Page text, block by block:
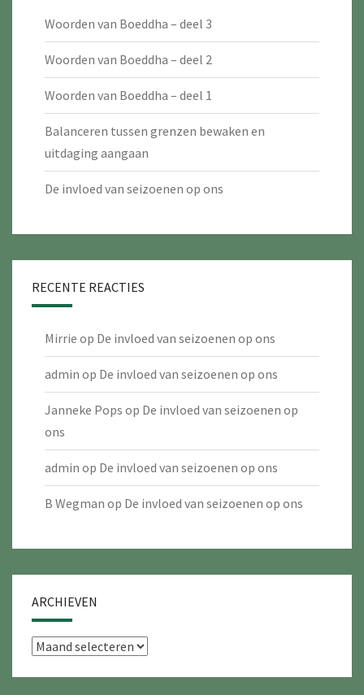
Woorden van Boeddha – deel 3
Woorden van Boeddha – deel 2
Woorden van Boeddha – deel 1
Balanceren tussen grenzen bewaken en
uitdaging aangaan
De invloed van seizoenen op ons
RECENTE REACTIES
Mirrie op De invloed van seizoenen op ons
admin op De invloed van seizoenen op ons
Janneke Pops op De invloed van seizoenen op
ons
admin op De invloed van seizoenen op ons
B Wegman op De invloed van seizoenen op ons
ARCHIEVEN
Archieven